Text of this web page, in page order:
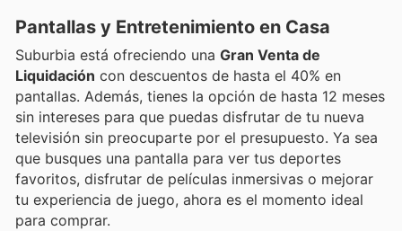
Pantallas y Entretenimiento en Casa
Suburbia está ofreciendo una Gran Venta de
Liquidación con descuentos de hasta el 40% en
pantallas. Además, tienes la opción de hasta 12 meses
sin intereses para que puedas disfrutar de tu nueva
televisión sin preocuparte por el presupuesto. Ya sea
que busques una pantalla para ver tus deportes
favoritos, disfrutar de películas inmersivas o mejorar
tu experiencia de juego, ahora es el momento ideal
para comprar.